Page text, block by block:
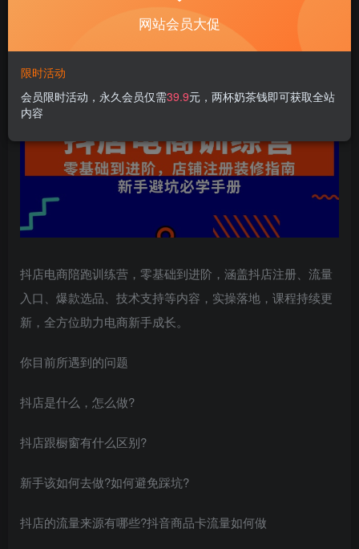
抖店电商陪跑训练营，零基础到进阶，涵盖抖店注册、流量
入口、爆款选品、技术支持等内容，实操落地，课程持续更
新，全方位助力电商新手成长。
你目前所遇到的问题
抖店是什么，怎么做?
抖店跟橱窗有什么区别?
新手该如何去做?如何避免踩坑?
抖店的流量来源有哪些?抖音商品卡流量如何做
网站会员大促
限时活动
会员限时活动，永久会员仅需39.9元，两杯奶茶钱即可获取全站
内容